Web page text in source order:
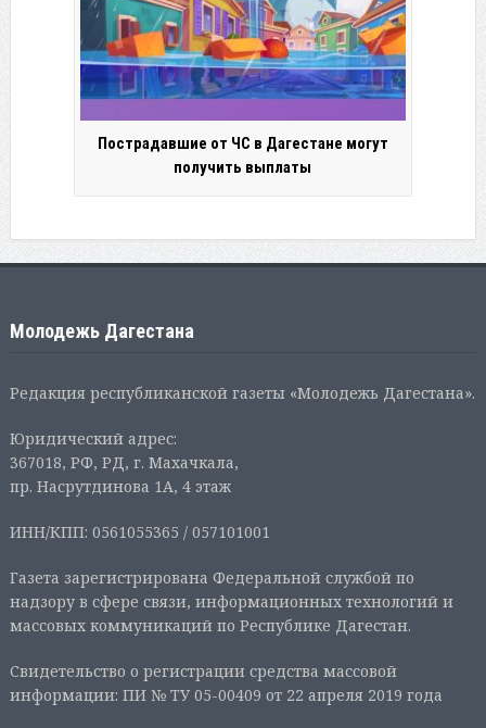
Пострадавшие от ЧС в Дагестане могут
получить выплаты
Молодежь Дагестана
Редакция республиканской газеты «Молодежь Дагестана».
Юридический адрес:
367018, РФ, РД, г. Махачкала,
пр. Насрутдинова 1А, 4 этаж
ИНН/КПП: 0561055365 / 057101001
Газета зарегистрирована Федеральной службой по
надзору в сфере связи, информационных технологий и
массовых коммуникаций по Республике Дагестан.
Свидетельство о регистрации средства массовой
информации: ПИ № ТУ 05-00409 от 22 апреля 2019 года